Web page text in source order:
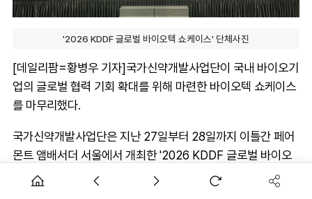
'2026 KDDF 글로벌 바이오텍 쇼케이스' 단체사진
[데일리팜=황병우 기자]국가신약개발사업단이 국내 바이오기
업의 글로벌 협력 기회 확대를 위해 마련한 바이오텍 쇼케이스
를 마무리했다.
국가신약개발사업단은 지난 27일부터 28일까지 이틀간 페어
몬트 앰배서더 서울에서 개최한 '2026 KDDF 글로벌 바이오
텍 쇼케이스'를 성황리에 마쳤다고 29일 밝혔다.